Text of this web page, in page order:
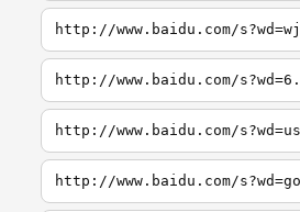
http://www.baidu.com/
http://www.baidu.com/
http://www.baidu.com/
http://www.baidu.com/